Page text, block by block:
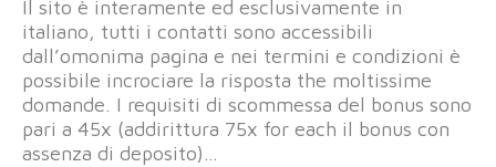
Il sito è interamente ed esclusivamente in
italiano, tutti i contatti sono accessibili
dall’omonima pagina e nei termini e condizioni è
possibile incrociare la risposta the moltissime
domande. I requisiti di scommessa del bonus sono
pari a 45x (addirittura 75x for each il bonus con
assenza di deposito)…